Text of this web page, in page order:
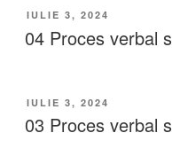
IULIE 3, 2024
04 Proces verbal
IULIE 3, 2024
03 Proces verbal